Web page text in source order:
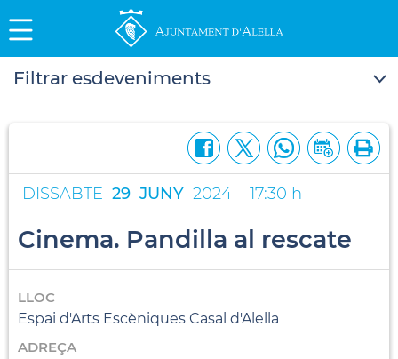
Filtrar esdeveniments
DISSABTE 29 JUNY 2024 17:30 h
Cinema. Pandilla al rescate
LLOC
Espai d'Arts Escèniques Casal d'Alella
ADREÇA